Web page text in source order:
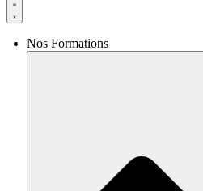
Nos Formations